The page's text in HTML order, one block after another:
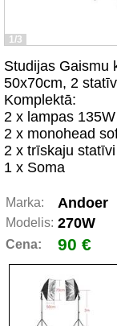
1/3
Studijas Gaismu
50x70cm, 2
Komplektā:
2 x lampas 135W
2 x monohead
2 x trīskaju
1 x Soma
Marka: Andoer
Modelis: 270W
Cena: 90 €